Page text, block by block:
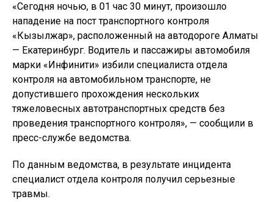
«Сегодня ночью, в 01 час 30 минут, произошло
нападение на пост транспортного контроля
«Кызылжар», расположенный на автодороге Алматы
— Екатеринбург. Водитель и пассажиры автомобиля
марки «Инфинити» избили специалиста отдела
контроля на автомобильном транспорте, не
допустившего прохождения нескольких
тяжеловесных автотранспортных средств без
проведения транспортного контроля», — сообщили в
пресс-службе ведомства.
По данным ведомства, в результате инцидента
специалист отдела контроля получил серьезные
травмы.